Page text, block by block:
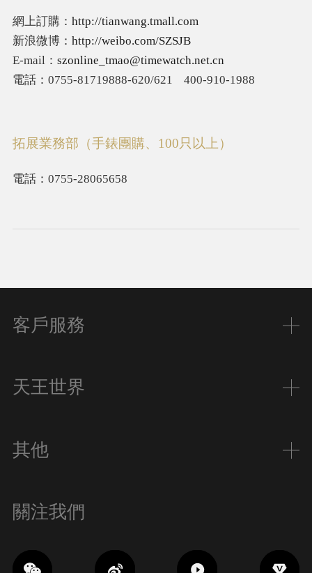
網上訂購： http://tianwang.tmall.com
新浪微博： http://weibo.com/SZSJB
E-mail： szonline_tmao@timewatch.net.cn
電話： 0755-81719888-620/621 400-910-1988
拓展業務部（手錶團購、100只以上）
電話： 0755-28065658
客戶服務
天王世界
其他
關注我們